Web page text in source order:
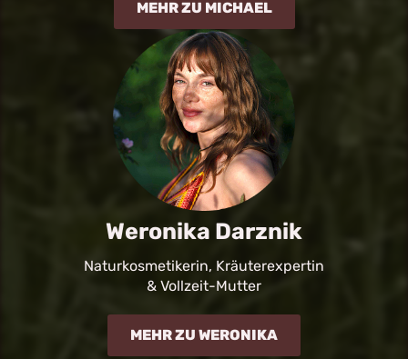
MEHR ZU MICHAEL
Weronika Darznik
Naturkosmetikerin, Kräuterexpertin
& Vollzeit-Mutter
MEHR ZU WERONIKA